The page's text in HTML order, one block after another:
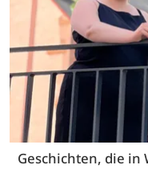
Geschichten, die in